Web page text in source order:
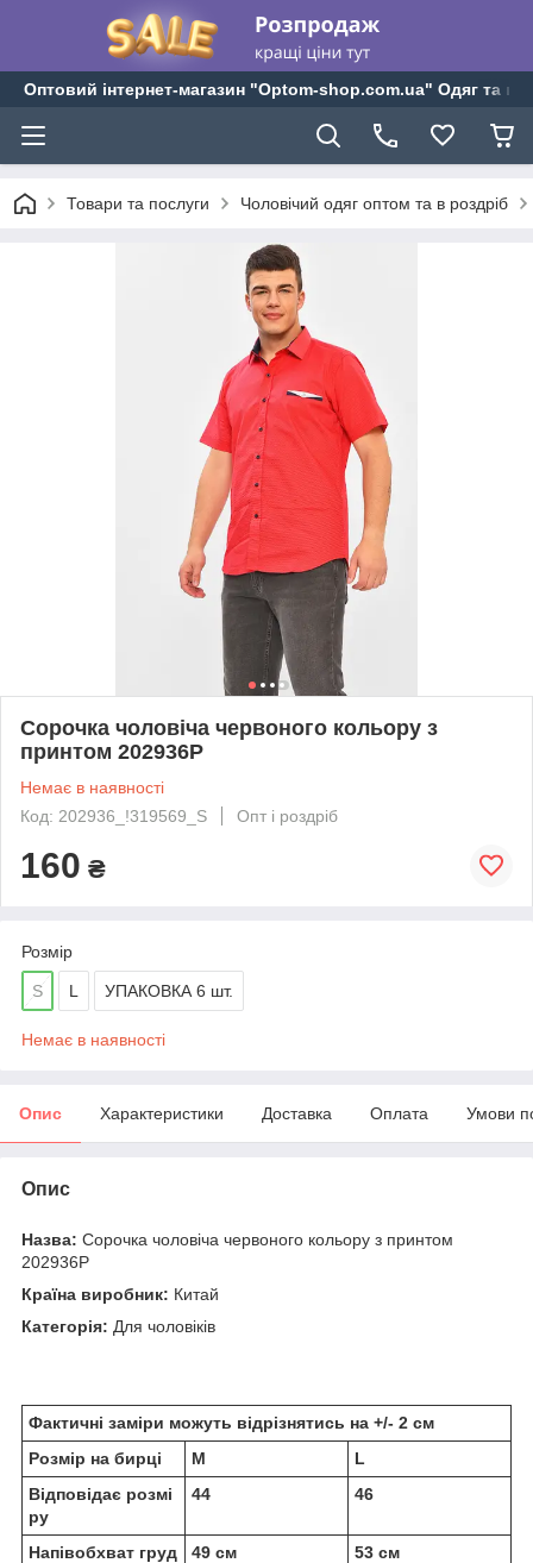
Оптовий інтернет-магазин "Optom-shop.com.ua" Одяг та
Товари та послуги Чоловічий одяг оптом та в роздріб
Сорочка чоловіча червоного кольору з
принтом 202936P
Немає в наявності
Код: 202936_!319569_S
Опт і роздріб
160 ₴
Розмір
S L УПАКОВКА 6 шт.
Немає в наявності
Опис Характеристики Доставка Оплата Умови
Опис
Назва: Сорочка чоловіча червоного кольору з принтом
202936P
Країна виробник: Китай
Категорія: Для чоловіків
Фактичні заміри можуть відрізнятись на +/- 2 см
Розмір на бирці
M
L
Відповідає розмі
ру
44 46
Напівобхват груд
49 см 53 см